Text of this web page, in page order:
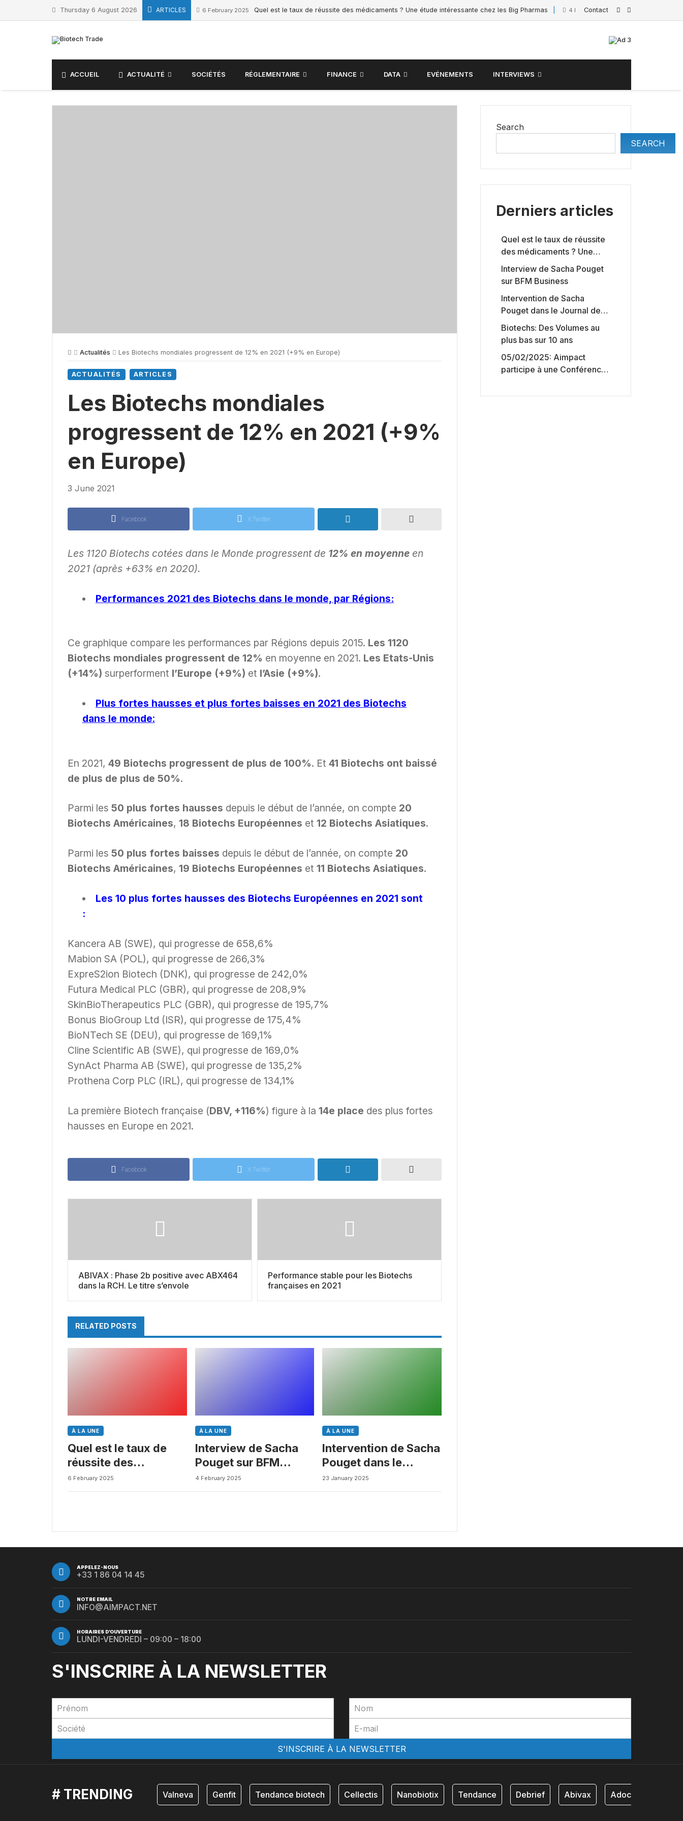
Thursday 6 August 2026 ARTICLES 6 February 2025 Quel est le taux de réussite des médicaments ? Une étude intéressante chez les Big Pharmas 4 February 2025 Interview de
Contact
ACCUEIL ACTUALITÉ SOCIÉTÉS RÉGLEMENTAIRE FINANCE DATA EVÉNEMENTS INTERVIEWS
Actualités Les Biotechs mondiales progressent de 12% en 2021 (+9% en Europe)
ACTUALITÉS ARTICLES
Les Biotechs mondiales
progressent de 12% en 2021 (+9%
en Europe)
3 June 2021
Facebook X Twitter
Les 1120 Biotechs cotées dans le Monde progressent de 12% en moyenne en
2021 (après +63% en 2020).
Performances 2021 des Biotechs dans le monde, par Régions:
Ce graphique compare les performances par Régions depuis 2015. Les 1120
Biotechs mondiales progressent de 12% en moyenne en 2021. Les Etats-Unis
(+14%) surperforment l’Europe (+9%) et l’Asie (+9%).
Plus fortes hausses et plus fortes baisses en 2021 des Biotechs
dans le monde:
En 2021, 49 Biotechs progressent de plus de 100%. Et 41 Biotechs ont baissé
de plus de plus de 50%.
Parmi les 50 plus fortes hausses depuis le début de l’année, on compte 20
Biotechs Américaines, 18 Biotechs Européennes et 12 Biotechs Asiatiques.
Parmi les 50 plus fortes baisses depuis le début de l’année, on compte 20
Biotechs Américaines, 19 Biotechs Européennes et 11 Biotechs Asiatiques.
Les 10 plus fortes hausses des Biotechs Européennes en 2021 sont
:
Kancera AB (SWE), qui progresse de 658,6%
Mabion SA (POL), qui progresse de 266,3%
ExpreS2ion Biotech (DNK), qui progresse de 242,0%
Futura Medical PLC (GBR), qui progresse de 208,9%
SkinBioTherapeutics PLC (GBR), qui progresse de 195,7%
Bonus BioGroup Ltd (ISR), qui progresse de 175,4%
BioNTech SE (DEU), qui progresse de 169,1%
Cline Scientific AB (SWE), qui progresse de 169,0%
SynAct Pharma AB (SWE), qui progresse de 135,2%
Prothena Corp PLC (IRL), qui progresse de 134,1%
La première Biotech française (DBV, +116%) figure à la 14e place des plus fortes
hausses en Europe en 2021.
Facebook X Twitter
ABIVAX : Phase 2b positive avec ABX464
dans la RCH. Le titre s’envole
Performance stable pour les Biotechs
françaises en 2021
RELATED POSTS
À LA UNE
Quel est le taux de
réussite des
médicaments ? Une
étude intéressante
6 February 2025
À LA UNE
Interview de Sacha
Pouget sur BFM
Business
4 February 2025
À LA UNE
Intervention de Sacha
Pouget dans le
Journal des Biotechs
de Boursorama
23 January 2025
Search
SEARCH
Derniers articles
Quel est le taux de réussite
des médicaments ? Une
étude intéressante chez les
Big Pharmas
Interview de Sacha Pouget
sur BFM Business
Intervention de Sacha
Pouget dans le Journal des
Biotechs de Boursorama
Biotechs: Des Volumes au
plus bas sur 10 ans
05/02/2025: Aimpact
participe à une Conférence
capitaux américains,
APPELEZ-NOUS
+33 1 86 04 14 45
NOTRE EMAIL
INFO@AIMPACT.NET
HORAIRES D’OUVERTURE
LUNDI-VENDREDI – 09:00 – 18:00
S'INSCRIRE À LA NEWSLETTER
# TRENDING Valneva Genfit Tendance biotech Cellectis Nanobiotix Tendance Debrief Abivax Adocia